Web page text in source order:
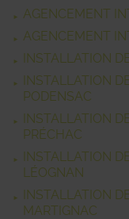
AGENCEMENT
AGENCEMENT
INSTALLATION
INSTALLATION
PODENSAC
INSTALLATION
PRÉCHAC
INSTALLATION
LÉOGNAN
INSTALLATION
MARTIGNAC